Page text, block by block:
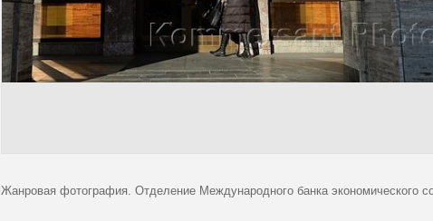
Жанровая фотография. Отделение Международного банка экономического